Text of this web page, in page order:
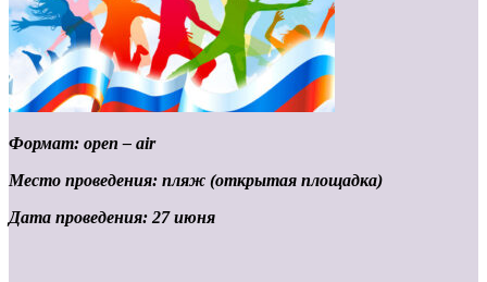
Формат: open – air
Место проведения: пляж (открытая площадка)
Дата проведения: 27 июня